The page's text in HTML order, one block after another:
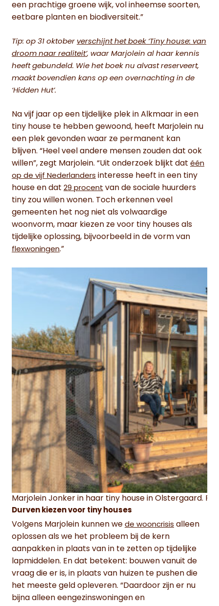
een prachtige groene wijk, vol inheemse soorten,
eetbare planten en biodiversiteit.”
Tip: op 31 oktober verschijnt het boek ‘Tiny house: van
droom naar realiteit’, waar Marjolein al haar kennis
heeft gebundeld. Wie het boek nu alvast reserveert,
maakt bovendien kans op een overnachting in de
‘Hidden Hut’.
Na vijf jaar op een tijdelijke plek in Alkmaar in een
tiny house te hebben gewoond, heeft Marjolein nu
een plek gevonden waar ze permanent kan
blijven. “Heel veel andere mensen zouden dat ook
willen”, zegt Marjolein. “Uit onderzoek blijkt dat één
op de vijf Nederlanders interesse heeft in een tiny
house en dat 29 procent van de sociale huurders
tiny zou willen wonen. Toch erkennen veel
gemeenten het nog niet als volwaardige
woonvorm, maar kiezen ze voor tiny houses als
tijdelijke oplossing, bijvoorbeeld in de vorm van
flexwoningen.”
Marjolein Jonker in haar tiny house in Olstergaard.
Durven kiezen voor tiny houses
Volgens Marjolein kunnen we de wooncrisis alleen
oplossen als we het probleem bij de kern
aanpakken in plaats van in te zetten op tijdelijke
lapmiddelen. En dat betekent: bouwen vanuit de
vraag die er is, in plaats van huizen te pushen die
het meeste geld opleveren. “Daardoor zijn er nu
bijna alleen eengezinswoningen en